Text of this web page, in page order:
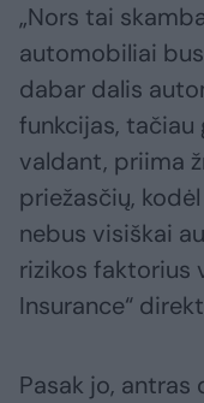
„Nors tai
automobiliai
dabar dalis
funkcijas, tačiau
valdant, priima
priežasčių,
nebus visiškai
rizikos faktorius
Insurance“
Pasak jo, antras